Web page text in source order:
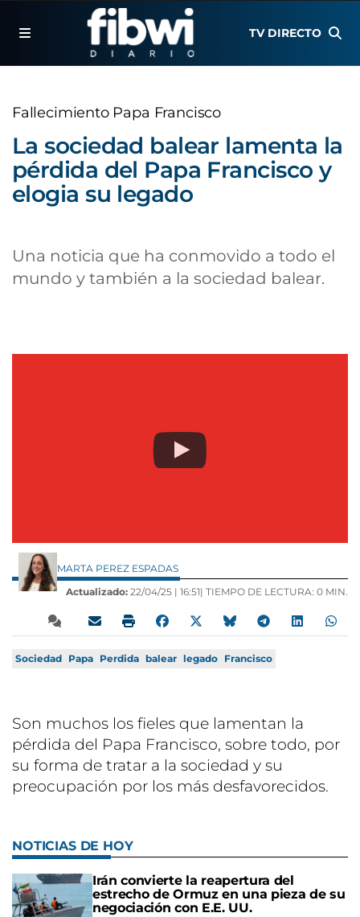
TV DIRECTO
Fallecimiento Papa Francisco
La sociedad balear lamenta la
pérdida del Papa Francisco y
elogia su legado
Una noticia que ha conmovido a todo el
mundo y también a la sociedad balear.
MARTA PEREZ ESPADAS
Actualizado: 22/04/25 | 16:51| TIEMPO DE LECTURA: 0 MIN.
Sociedad Papa Perdida balear legado Francisco
Son muchos los fieles que lamentan la
pérdida del Papa Francisco, sobre todo, por
su forma de tratar a la sociedad y su
preocupación por los más desfavorecidos.
NOTICIAS DE HOY
Irán convierte la reapertura del
estrecho de Ormuz en una pieza de su
negociación con E.E. UU.